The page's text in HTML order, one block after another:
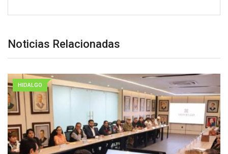
Noticias Relacionadas
HIDALGO